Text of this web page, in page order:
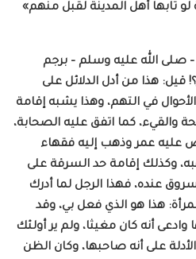
لو تابها أهل المدينة لقبل منهم»
صلى الله عليه وسلم – برجم
قيل: هذا من أدل الدلائل على
الأحوال في التهم، وهذا يشبه إقامة
والقيء، كما اتفق عليه الصحابة،
نص عليه عمر وذهب إليه فقهاء
وكذلك إقامة حد السرقة على
عنده، فهذا الرجل لما أدرك
المرأة: هذا هو الذي فعل بي، وقد
وادعى أنه كان مغيثا، ولم ير أولئك
على أنه صاحبها، وكان الظن